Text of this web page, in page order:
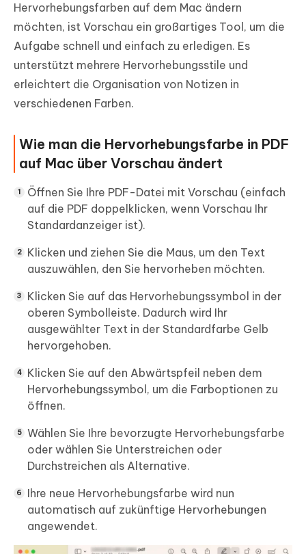
Hervorhebungsfarben auf dem Mac ändern
möchten, ist Vorschau ein großartiges Tool, um die
Aufgabe schnell und einfach zu erledigen. Es
unterstützt mehrere Hervorhebungsstile und
erleichtert die Organisation von Notizen in
verschiedenen Farben.
Wie man die Hervorhebungsfarbe in PDF
auf Mac über Vorschau ändert
Öffnen Sie Ihre PDF-Datei mit Vorschau (einfach
auf die PDF doppelklicken, wenn Vorschau Ihr
Standardanzeiger ist).
Klicken und ziehen Sie die Maus, um den Text
auszuwählen, den Sie hervorheben möchten.
Klicken Sie auf das Hervorhebungssymbol in der
oberen Symbolleiste. Dadurch wird Ihr
ausgewählter Text in der Standardfarbe Gelb
hervorgehoben.
Klicken Sie auf den Abwärtspfeil neben dem
Hervorhebungssymbol, um die Farboptionen zu
öffnen.
Wählen Sie Ihre bevorzugte Hervorhebungsfarbe
oder wählen Sie Unterstreichen oder
Durchstreichen als Alternative.
Ihre neue Hervorhebungsfarbe wird nun
automatisch auf zukünftige Hervorhebungen
angewendet.